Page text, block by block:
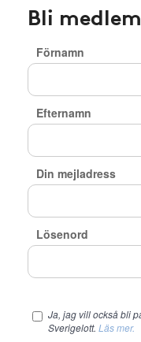
Bli medlem
Förnamn
Efternamn
Din mejladress
Lösenord
Ja, jag vill också bli
Sverigelott. Läs mer.